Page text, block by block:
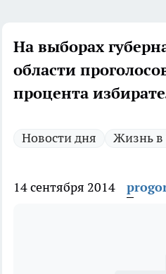
На выборах
области
процента
Новости дня Жизнь в
14 сентября 2014